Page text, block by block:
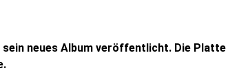
neues Album veröffentlicht. Die Platte